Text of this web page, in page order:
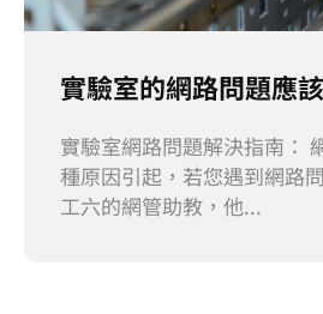
實驗室的網路問題應
實驗室網路問題解決指南：
種原因引起，若您遇到網路
工六的網管助教，他...